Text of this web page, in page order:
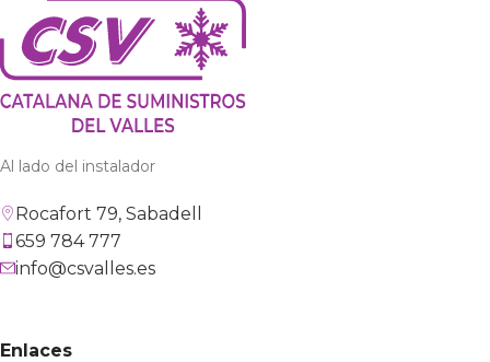
Al lado del instalador
Rocafort 79, Sabadell
659 784 777
info@csvalles.es
Enlaces